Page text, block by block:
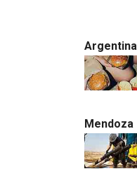
Argentina
Mendoza